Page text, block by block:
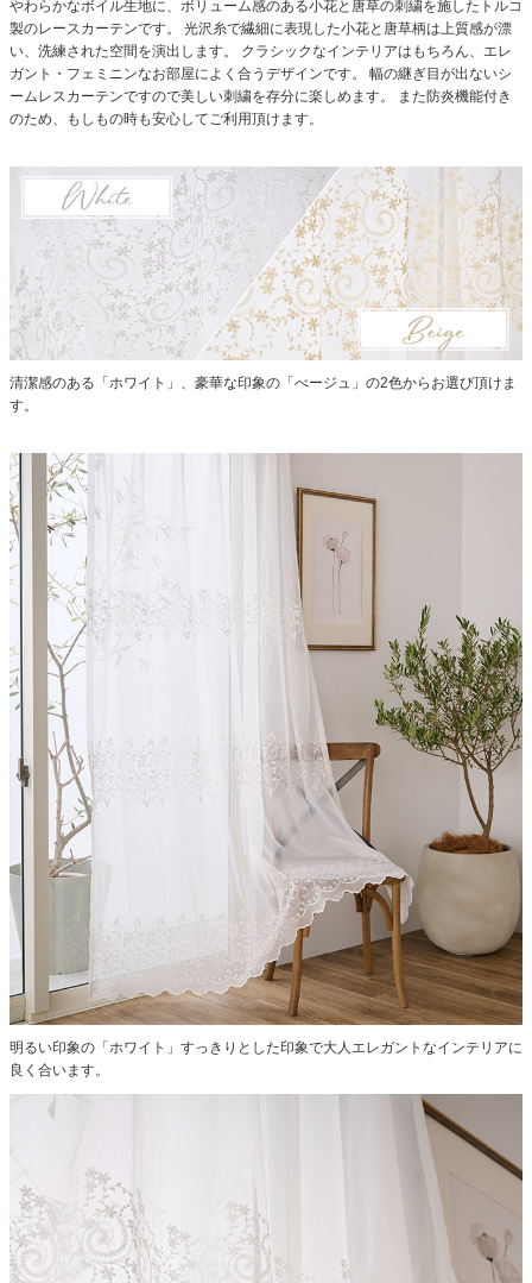
やわらかなボイル生地に、ボリューム感のある小花と唐草の刺繍を施したトルコ
製のレースカーテンです。
光沢糸で繊細に表現した小花と唐草柄は上質感が漂
い、洗練された空間を演出します。
クラシックなインテリアはもちろん、エレ
ガント・フェミニンなお部屋によく合うデザインです。
幅の継ぎ目が出ないシ
ームレスカーテンですので美しい刺繍を存分に楽しめます。
また防炎機能付き
のため、もしもの時も安心してご利用頂けます。
清潔感のある「ホワイト」、豪華な印象の「べージュ」の2色からお選び頂けま
す。
明るい印象の「ホワイト」すっきりとした印象で大人エレガントなインテリアに
良く合います。